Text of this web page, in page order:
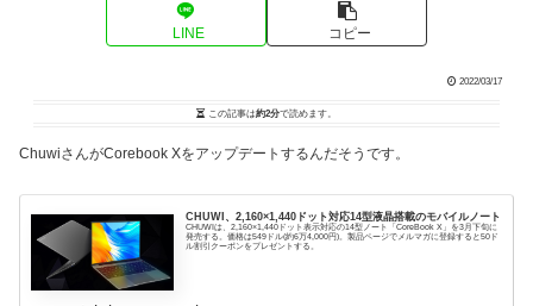
LINE コピー
2022/03/17
この記事は約2分で読めます。
ChuwiさんがCorebook Xをアップデートするんだそうです。
CHUWI、2,160×1,440ドット対応14型液晶搭載のモバイルノート
CHUWIは、2,160×1,440ドット表示対応の14型ノート「CoreBook X」を3月下旬に
発売する。価格は549ドル(約6万4,000円)。製品ページでメルマガに登録すると50ド
ル割引クーポンをプレゼントする。